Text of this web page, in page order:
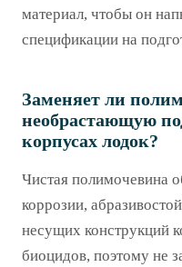
материал, чтобы он
спецификации на
Заменяет ли
необрастающую
корпусах лодок?
Чистая полимочевина
коррозии,
несущих конструкций
биоцидов, поэтому не